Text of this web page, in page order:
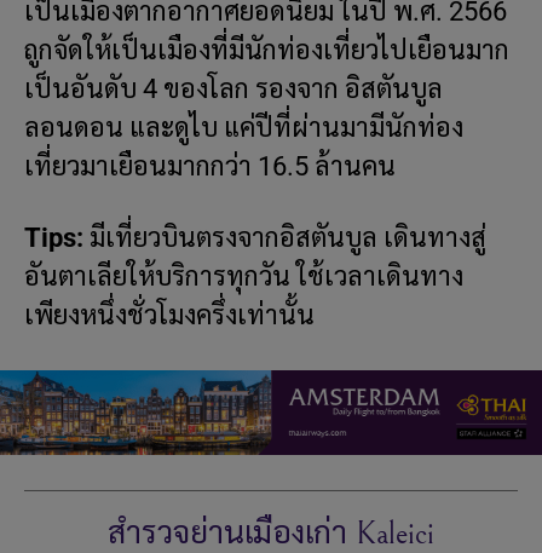
เป็นเมืองตากอากาศยอดนิยม ในปี พ.ศ. 2566
ถูกจัดให้เป็นเมืองที่มีนักท่องเที่ยวไปเยือนมาก
เป็นอันดับ 4 ของโลก รองจาก อิสตันบูล
ลอนดอน และดูไบ แค่ปีที่ผ่านมามีนักท่อง
เที่ยวมาเยือนมากกว่า 16.5 ล้านคน
Tips: มีเที่ยวบินตรงจากอิสตันบูล เดินทางสู่
อันตาเลียให้บริการทุกวัน ใช้เวลาเดินทาง
เพียงหนึ่งชั่วโมงครึ่งเท่านั้น
สำรวจย่านเมืองเก่า Kaleici